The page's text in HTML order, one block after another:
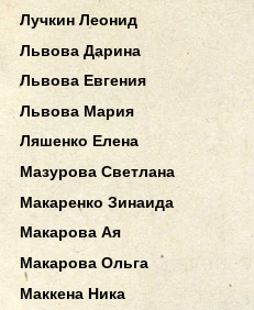
Лучкин Леонид
Львова Дарина
Львова Евгения
Львова Мария
Ляшенко Елена
Мазурова Светлана
Макаренко Зинаида
Макарова Ая
Макарова Ольга
Маккена Ника